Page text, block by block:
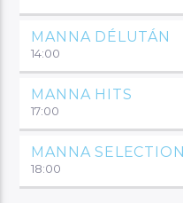
MANNA DÉLUTÁN
14:00
MANNA HITS
17:00
MANNA SELECTION
18:00